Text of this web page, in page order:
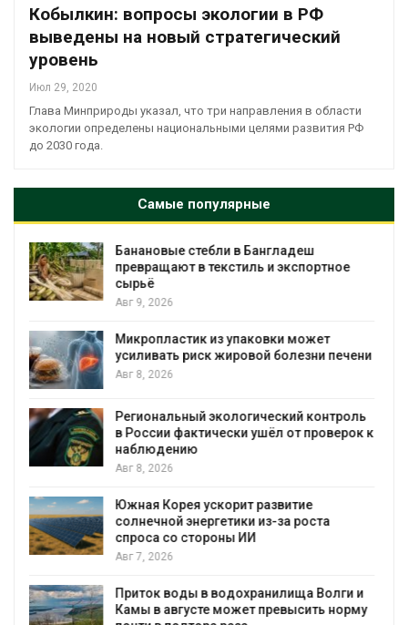
Кобылкин: вопросы экологии в РФ
выведены на новый стратегический
уровень
Июл 29, 2020
Глава Минприроды указал, что три направления в области
экологии определены национальными целями развития РФ
до 2030 года.
Самые популярные
к
и
норму
Дом из старых шин может обходиться
без кондиционера и почти без
вес перед осенней миграцией
Авг 7, 2026
приютов Нижнего Новгорода
Авг 7, 2026
столкнулся с протестами из-за воды и
близости заповедника
Авг 7, 2026
инфраструктура обращения с
Авг 7, 2026